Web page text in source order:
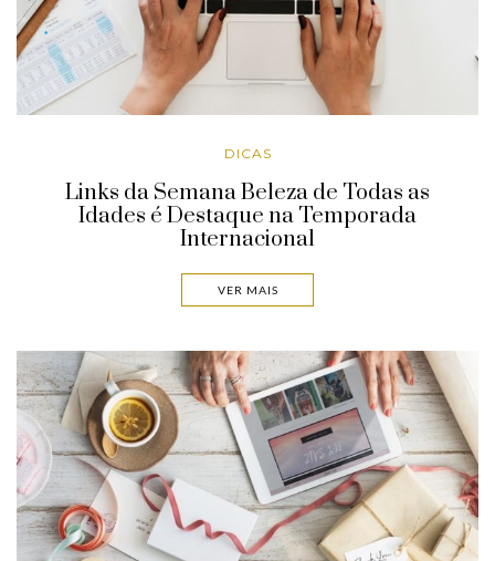
DICAS
Links da Semana Beleza de Todas as
Idades é Destaque na Temporada
Internacional
VER MAIS